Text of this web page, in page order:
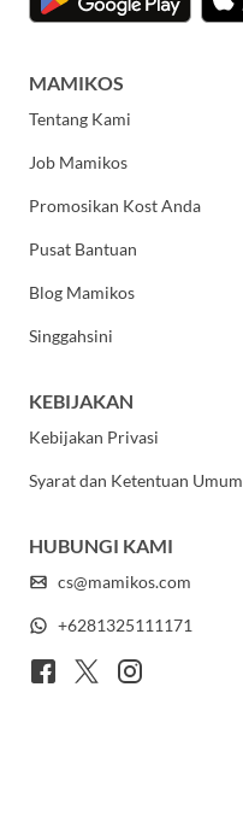
MAMIKOS
Tentang Kami
Job Mamikos
Promosikan Kost Anda
Pusat Bantuan
Blog Mamikos
Singgahsini
KEBIJAKAN
Kebijakan Privasi
Syarat dan Ketentuan Umum
HUBUNGI KAMI
cs@mamikos.com
+6281325111171